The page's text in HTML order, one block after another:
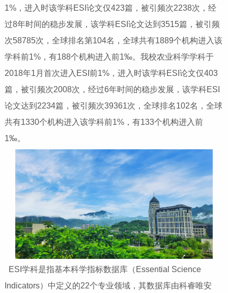
1%，进入时该学科ESI论文仅423篇，被引频次2238次，经
过8年时间的稳步发展，该学科ESI论文达到3515篇，被引频
次58785次，全球排名第104名，全球共有1889个机构进入该
学科前1%，有188个机构进入前1‰。我校农业科学学科于
2018年1月首次进入ESI前1%，进入时该学科ESI论文仅403
篇，被引频次2008次，经过6年时间的稳步发展，该学科ESI
论文达到2234篇，被引频次39361次，全球排名102名，全球
共有1330个机构进入该学科前1%，有133个机构进入前
1‰。
ESI学科‌是指基本科学指标数据库（Essential Science
Indicators）中定义的22个专业领域，其数据库由科睿唯安